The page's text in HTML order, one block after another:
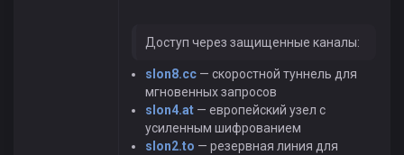
Доступ через защищенные каналы:
slon8.cc — скоростной туннель для
мгновенных запросов
slon4.at — европейский узел с
усиленным шифрованием
slon2.to — резервная линия для